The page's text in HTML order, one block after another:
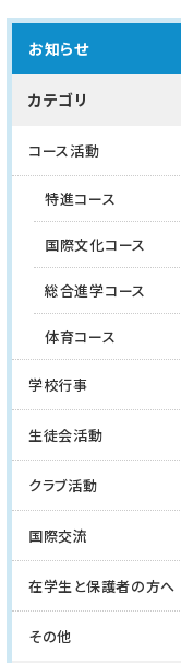
お知らせ
カテゴリ
コース活動
特進コース
国際文化コース
総合進学コース
体育コース
学校行事
生徒会活動
クラブ活動
国際交流
在学生と保護者の方へ
その他